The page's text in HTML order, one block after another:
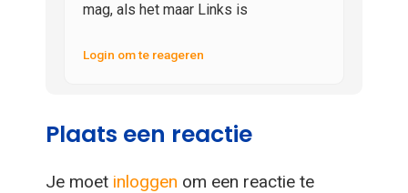
mag, als het maar Links is
Login om te reageren
Plaats een reactie
Je moet inloggen om een reactie te